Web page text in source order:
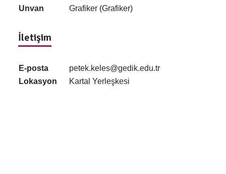
Unvan
Grafiker (Grafiker)
İletişim
E-posta
petek.keles@gedik.edu.tr
Lokasyon
Kartal Yerleşkesi